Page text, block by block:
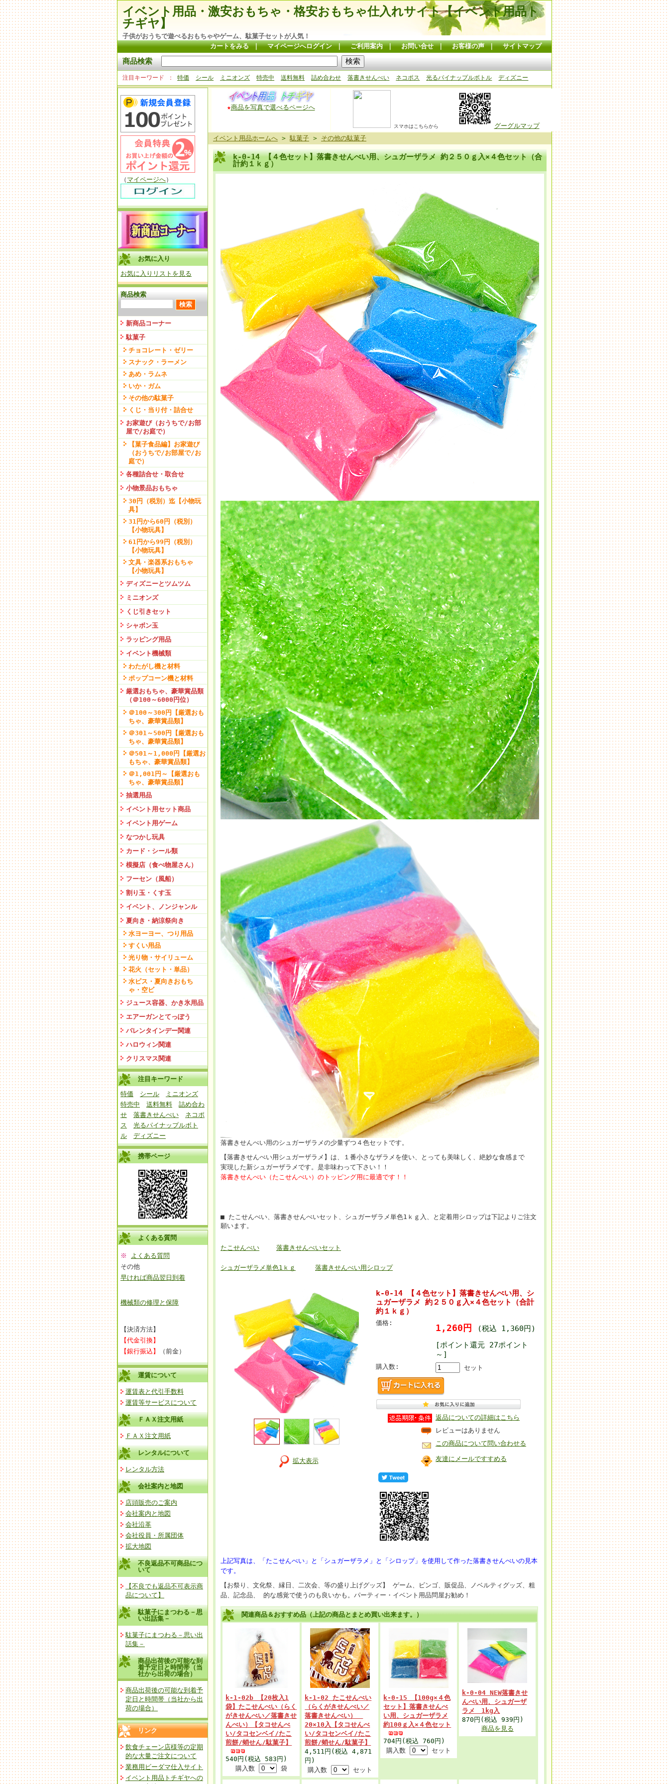
イベント用品・激安おもちゃ・格安おもちゃ仕入れサイト【イベント用品ト
チギヤ】
子供がおうちで遊べるおもちゃやゲーム、駄菓子セットが人気！
カートをみる｜ マイページへログイン｜ ご利用案内｜ お問い合せ｜ お客様の声｜ サイトマップ
商品検索
注目キーワード 特価 シール ミニオンズ 特売中 送料無料 詰め合わせ 落書きせんべい ネコポス 光るパイナップルボトル ディズニー
（ マイページへ）
お気に入り
お気に入りリストを見る
商品検索
新商品コーナー
駄菓子
チョコレート・ゼリー
スナック・ラーメン
あめ・ラムネ
いか・ガム
その他の駄菓子
くじ・当り付・詰合せ
お家遊び（おうちで/お部
屋で/お庭で）
【菓子食品編】お家遊び
（おうちで/お部屋で/お
庭で）
各種詰合せ・取合せ
小物景品おもちゃ
30円（税別）迄【小物玩
具】
31円から60円（税別）
【小物玩具】
61円から99円（税別）
【小物玩具】
文具・楽器系おもちゃ
【小物玩具】
ディズニーとツムツム
ミニオンズ
くじ引きセット
シャボン玉
ラッピング用品
イベント機械類
わたがし機と材料
ポップコーン機と材料
厳選おもちゃ、豪華賞品類
（＠100～6000円位）
＠100～300円【厳選おも
ちゃ、豪華賞品類】
＠301～500円【厳選おも
ちゃ、豪華賞品類】
＠501～1,000円【厳選お
もちゃ、豪華賞品類】
＠1,001円～【厳選おも
ちゃ、豪華賞品類】
抽選用品
イベント用セット商品
イベント用ゲーム
なつかし玩具
カード・シール類
模擬店（食べ物屋さん）
フーセン（風船）
割り玉・くす玉
イベント、ノンジャンル
夏向き・納涼祭向き
水ヨーヨー、つり用品
すくい用品
光り物・サイリューム
花火（セット・単品）
水ピス・夏向きおもち
ゃ・空ビ
ジュース容器、かき氷用品
エアーガンとてっぽう
バレンタインデー関連
ハロウィン関連
クリスマス関連
注目キーワード
特価
シール
ミニオンズ
特売中
送料無料
詰め合わ
せ
落書きせんべい
ネコポ
ス
光るパイナップルボト
ル
ディズニー
携帯ページ
よくある質問
※
よくある質問
その他
早ければ商品翌日到着
機械類の修理と保障
【決済方法】
【代金引換】
【銀行振込】
（前金）
運賃について
運賃表と代引手数料
運賃等サービスについて
ＦＡＸ注文用紙
ＦＡＸ注文用紙
レンタルについて
レンタル方法
会社案内と地図
店頭販売のご案内
会社案内と地図
会社沿革
会社役員・所属団体
拡大地図
不良返品不可商品につ
いて
【不良でも返品不可表示商
品について】
駄菓子にまつわる－思
い出話集－
駄菓子にまつわる－思い出
話集－
商品出荷後の可能な到
着予定日と時間帯（当
社から出荷の場合）
商品出荷後の可能な到着予
定日と時間帯（当社から出
荷の場合）
リンク
飲食チェーン店様等の定期
的な大量ご注文について
業務用ビーダマ仕入サイト
イベント用品トチギヤへの
★商品を写真で選べるページへ
スマホはこちらから
グーグルマップ
イベント用品ホームへ >駄菓子 > その他の駄菓子
k-0-14 【４色セット】落書きせんべい用、シュガーザラメ 約２５０ｇ入×４色セット（合
計約１ｋｇ）
落書きせんべい用のシュガーザラメの少量ずつ４色セットです。
【落書きせんべい用シュガーザラメ】は、１番小さなザラメを使い、とっても美味しく、絶妙な食感まで
実現した新シュガーザラメです。是非味わって下さい！！
落書きせんべい（たこせんべい）のトッピング用に最適です！！
■ たこせんべい、落書きせんべいセット、シュガーザラメ単色1ｋｇ入、と定着用シロップは下記よりご注文
願います。
たこせんべい 落書きせんべいセット
シュガーザラメ単色1ｋｇ 落書きせんべい用シロップ
拡大表示
k-0-14 【４色セット】落書きせんべい用、シ
ュガーザラメ 約２５０ｇ入×４色セット（合計
約１ｋｇ）
価格: 1,260円
(税込 1,360円)
[ポイント還元 27ポイント
～]
購入数: セット
返品についての詳細はこちら
レビューはありません
この商品について問い合わせる
友達にメールですすめる
上記写真は、「たこせんべい」と「シュガーザラメ」と「シロップ」を使用して作った落書きせんべいの見本
です。
【お祭り、文化祭、縁日、二次会、等の盛り上げグッズ】 ゲーム、ビンゴ、販促品、ノベルティグッズ、粗
品、記念品、 的な感覚で使うのも良いかも。パーティー・イベント用品問屋お勧め！
関連商品＆おすすめ品（上記の商品とまとめ買い出来ます。）
k-1-02b 【20枚入1
袋】たこせんべい（らく
がきせんべい／落書きせ
んべい）【タコせんべ
い/タコセンベイ/たこ
煎餅/蛸せん/駄菓子】
540円(税込 583円)
購入数
袋
k-1-02 たこせんべい
（らくがきせんべい／
落書きせんべい）
20×10入【タコせんべ
い/タコセンベイ/たこ
煎餅/蛸せん/駄菓子】
4,511円(税込 4,871
円)
購入数
セット
k-0-15 【100g×４色
セット】落書きせんべ
い用、シュガーザラメ
約100ｇ入×４色セット
704円(税込 760円)
購入数
セット
k-0-04 NEW落書きせ
んべい用、シュガーザ
ラメ 1kg入
870円(税込 939円)
商品を見る